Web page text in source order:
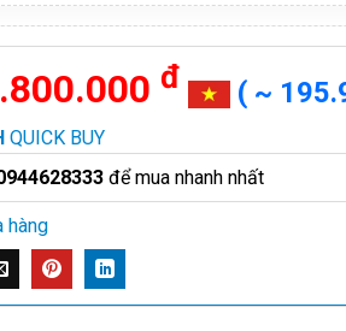
đ ( ~
QUICK BUY
để mua nhanh nhất
hàng